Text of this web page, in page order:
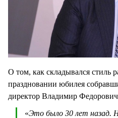
О том, как складывался стиль
праздновании юбилея
директор Владимир
«Это было 30 лет назад.